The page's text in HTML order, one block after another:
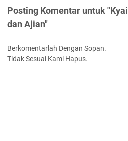
Posting Komentar untuk
dan Ajian"
Berkomentarlah Dengan Sopan.
Tidak Sesuai Kami Hapus.